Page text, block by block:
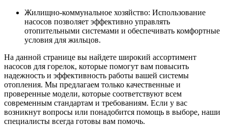
Жилищно-коммунальное хозяйство: Использование
насосов позволяет эффективно управлять
отопительными системами и обеспечивать комфортные
условия для жильцов.
На данной странице вы найдете широкий ассортимент
насосов для горелок, которые помогут вам повысить
надежность и эффективность работы вашей системы
отопления. Мы предлагаем только качественные и
проверенные модели, которые соответствуют всем
современным стандартам и требованиям. Если у вас
возникнут вопросы или понадобится помощь в выборе, наши
специалисты всегда готовы вам помочь.